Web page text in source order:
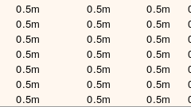
0.5m
0.5m
0.5m
0.5m
0.5m
0.5m
0.5m
0.5m
0.5m
0.5m
0.5m
0.5m
0.5m
0.5m
0.5m
0.5m
0.5m
0.5m
0.5m
0.5m
0.5m